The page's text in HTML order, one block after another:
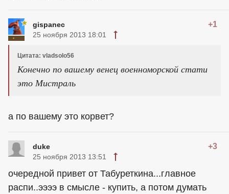
gispanec +1
25 ноября 2013 18:01
Цитата: vladsolo56
Конечно по вашему венец военноморской стати
это Мистраль
а по вашему это корвет?
duke +3
25 ноября 2013 13:51
очередной привет от Табуреткина...главное
распи..ээээ в смысле - купить, а потом думать